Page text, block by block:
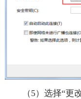
（5）选择“更改